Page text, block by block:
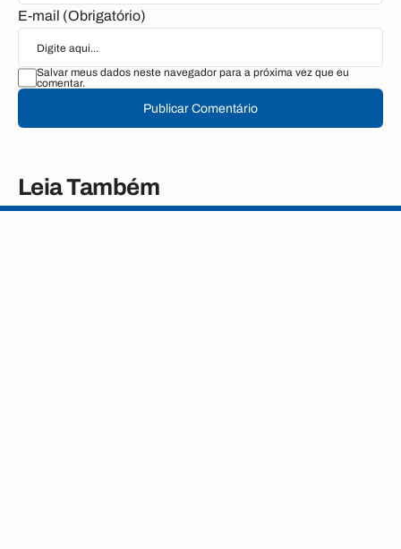
E-mail (Obrigatório)
Salvar meus dados neste navegador para a próxima vez que eu
comentar.
Publicar Comentário
Leia Também